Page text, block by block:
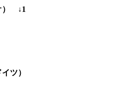
） ↓1
ツ）